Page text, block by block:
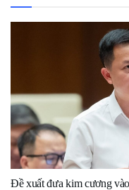
Đề xuất đưa kim cương